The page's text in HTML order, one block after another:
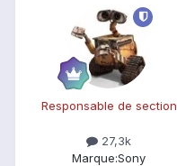
Responsable de section
27,3k
Marque:Sony